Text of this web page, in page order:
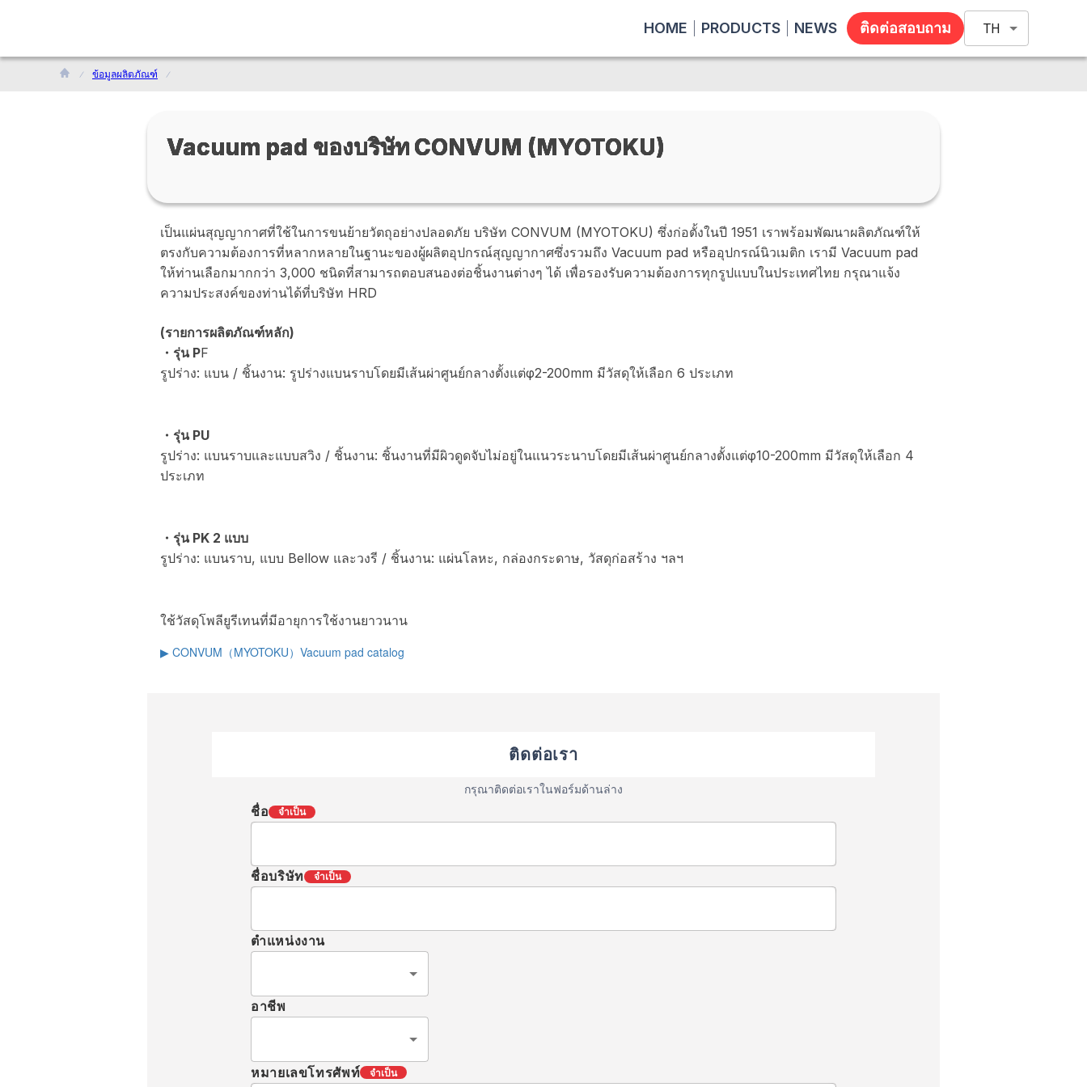
HOME PRODUCTS NEWS ติดต่อสอบถาม TH
ข้อมูลผลิตภัณฑ์
Vacuum pad ของบริษัท CONVUM (MYOTOKU)
เป็นแผ่นสุญญากาศที่ใช้ในการขนย้ายวัตถุอย่างปลอดภัย บริษัท CONVUM (MYOTOKU) ซึ่งก่อตั้งในปี 1951 เราพร้อมพัฒนาผลิตภัณฑ์ให้
ตรงกับความต้องการที่หลากหลายในฐานะของผู้ผลิตอุปกรณ์สุญญากาศซึ่งรวมถึง Vacuum pad หรืออุปกรณ์นิวเมติก เรามี Vacuum pad
ให้ท่านเลือกมากกว่า 3,000 ชนิดที่สามารถตอบสนองต่อชิ้นงานต่างๆ ได้ เพื่อรองรับความต้องการทุกรูปแบบในประเทศไทย กรุณาแจ้ง
ความประสงค์ของท่านได้ที่บริษัท HRD
(รายการผลิตภัณฑ์หลัก)
・รุ่น PF
รูปร่าง: แบน / ชิ้นงาน: รูปร่างแบนราบโดยมีเส้นผ่าศูนย์กลางตั้งแต่φ2-200mm มีวัสดุให้เลือก 6 ประเภท
・รุ่น PU
รูปร่าง: แบนราบและแบบสวิง / ชิ้นงาน: ชิ้นงานที่มีผิวดูดจับไม่อยู่ในแนวระนาบโดยมีเส้นผ่าศูนย์กลางตั้งแต่φ10-200mm มีวัสดุให้เลือก 4
ประเภท
・รุ่น PK 2 แบบ
รูปร่าง: แบนราบ, แบบ Bellow และวงรี / ชิ้นงาน: แผ่นโลหะ, กล่องกระดาษ, วัสดุก่อสร้าง ฯลฯ
ใช้วัสดุโพลียูรีเทนที่มีอายุการใช้งานยาวนาน
▶ CONVUM（MYOTOKU）Vacuum pad catalog
ติดต่อเรา
กรุณาติดต่อเราในฟอร์มด้านล่าง
ชื่อ จำเป็น
ชื่อบริษัท จำเป็น
ตำแหน่งงาน
อาชีพ
หมายเลขโทรศัพท์ จำเป็น